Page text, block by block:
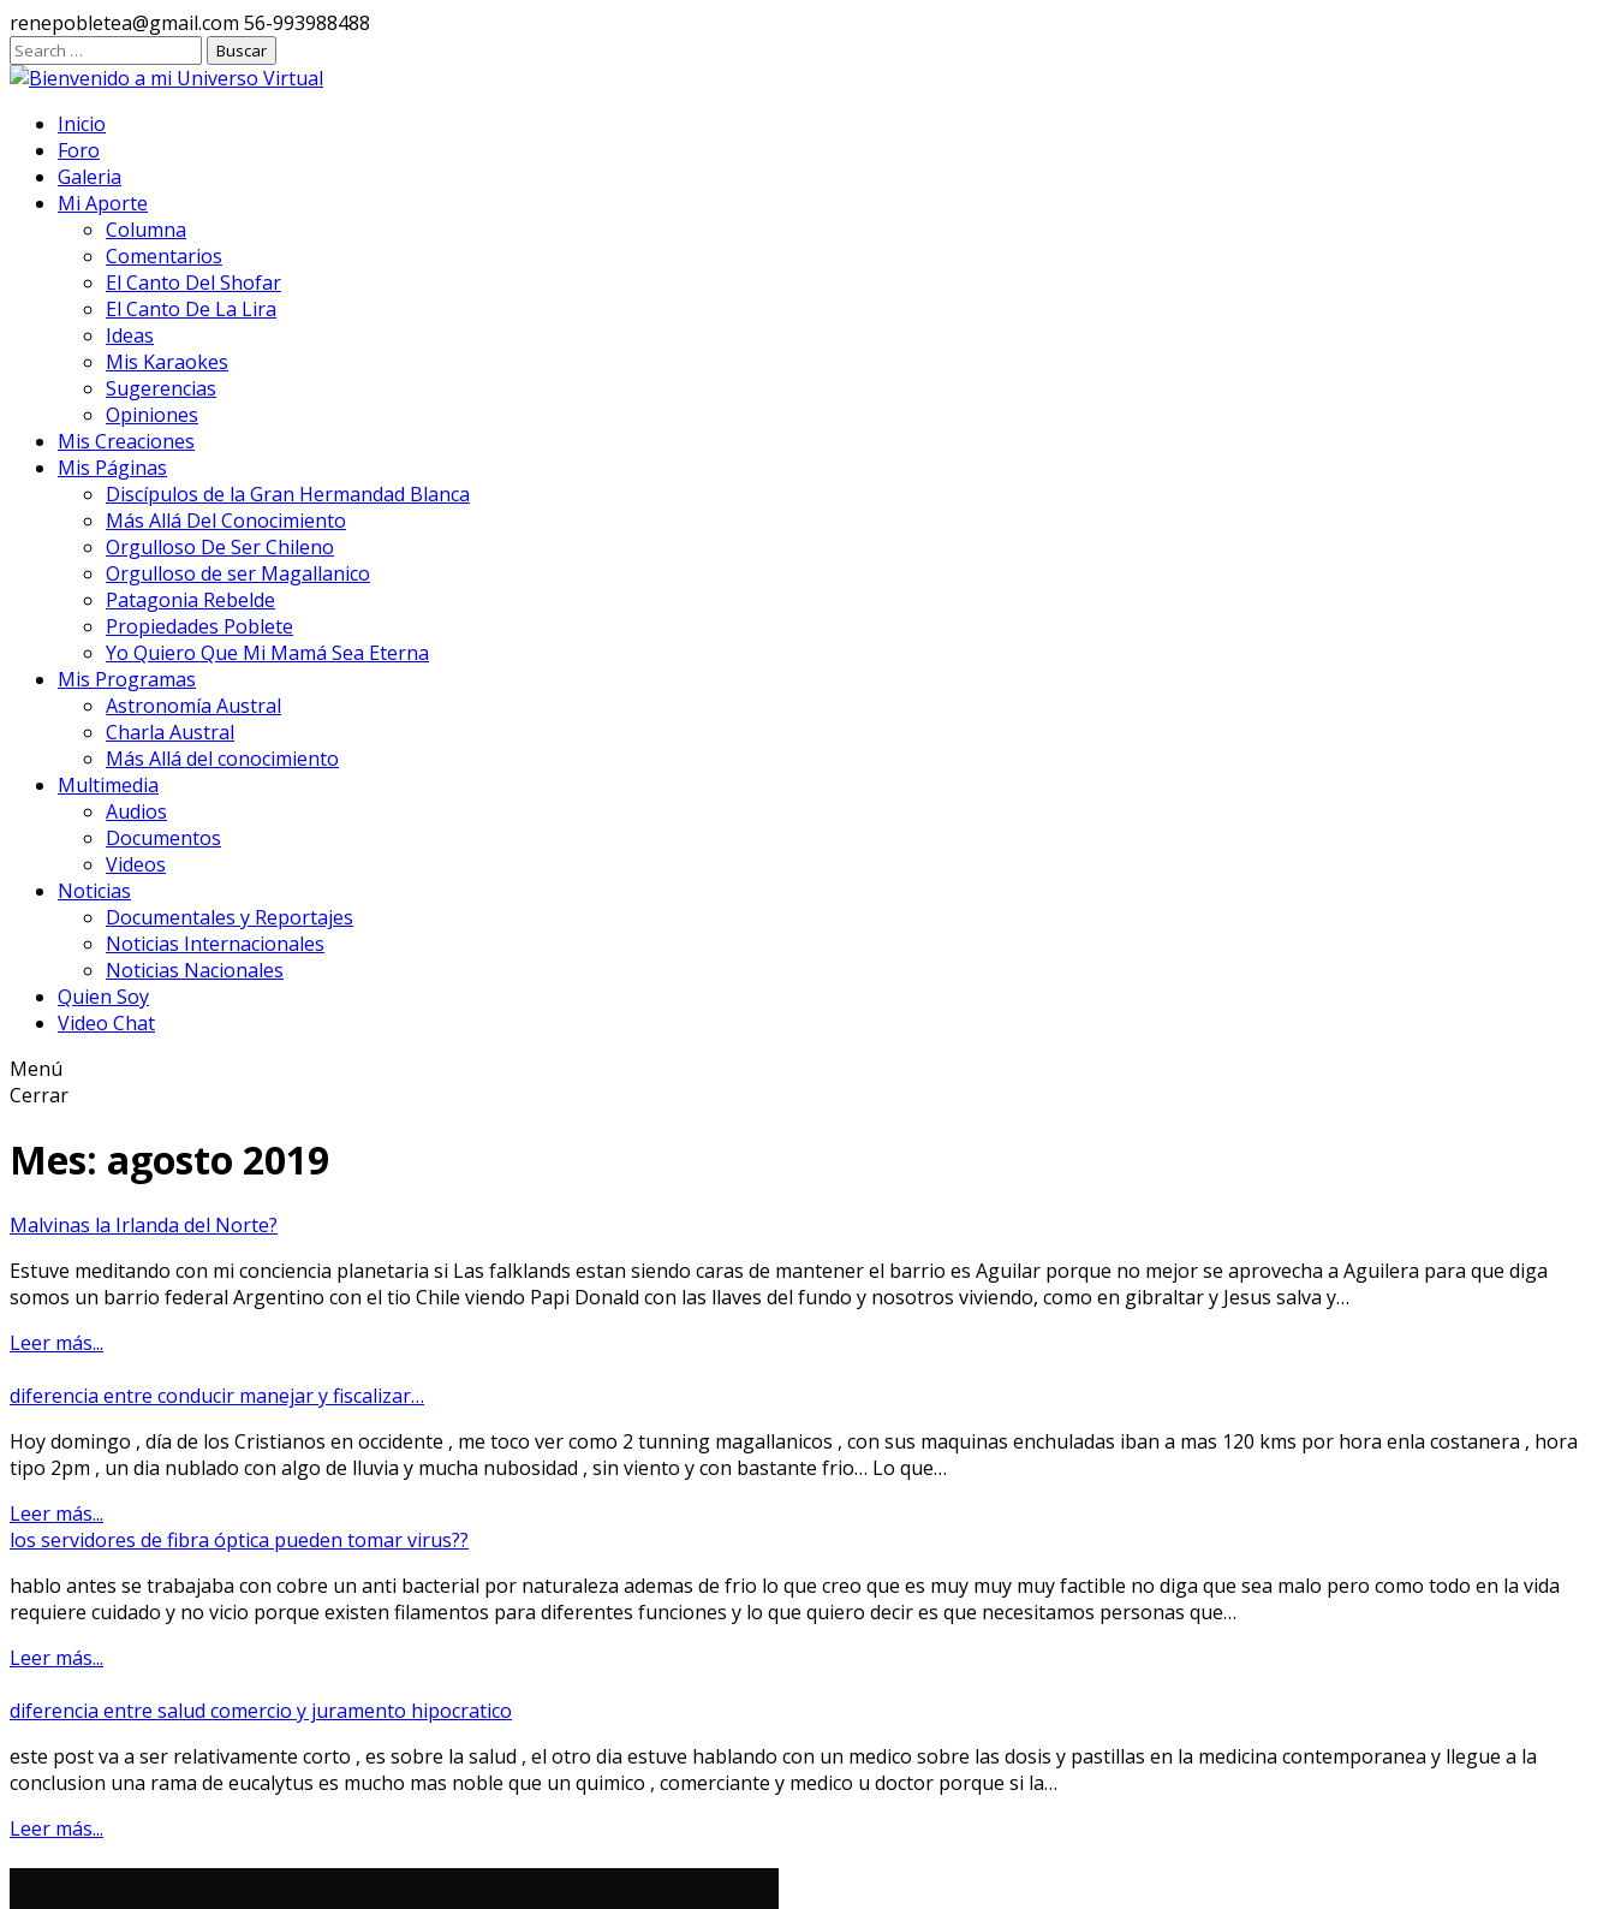
Ir
al
contenido
renepobletea@gmail.com 56-993988488
Inicio
Foro
Galeria
Mi Aporte
Columna
Comentarios
El Canto Del Shofar
El Canto De La Lira
Ideas
Mis Karaokes
Sugerencias
Opiniones
Mis Creaciones
Mis Páginas
Discípulos de la Gran Hermandad Blanca
Más Allá Del Conocimiento
Orgulloso De Ser Chileno
Orgulloso de ser Magallanico
Patagonia Rebelde
Propiedades Poblete
Yo Quiero Que Mi Mamá Sea Eterna
Mis Programas
Astronomía Austral
Charla Austral
Más Allá del conocimiento
Multimedia
Audios
Documentos
Videos
Noticias
Documentales y Reportajes
Noticias Internacionales
Noticias Nacionales
Quien Soy
Video Chat
Menú
Cerrar
Mes: agosto 2019
Malvinas la Irlanda del Norte?
Estuve meditando con mi conciencia planetaria si Las falklands estan siendo caras de mantener el barrio es Aguilar porque no mejor se aprovecha a Aguilera para que diga
somos un barrio federal Argentino con el tio Chile viendo Papi Donald con las llaves del fundo y nosotros viviendo, como en gibraltar y Jesus salva y…
Leer más...
diferencia entre conducir manejar y fiscalizar…
Hoy domingo , día de los Cristianos en occidente , me toco ver como 2 tunning magallanicos , con sus maquinas enchuladas iban a mas 120 kms por hora enla costanera , hora
tipo 2pm , un dia nublado con algo de lluvia y mucha nubosidad , sin viento y con bastante frio… Lo que…
Leer más...
los servidores de fibra óptica pueden tomar virus??
hablo antes se trabajaba con cobre un anti bacterial por naturaleza ademas de frio lo que creo que es muy muy muy factible no diga que sea malo pero como todo en la vida
requiere cuidado y no vicio porque existen filamentos para diferentes funciones y lo que quiero decir es que necesitamos personas que…
Leer más...
diferencia entre salud comercio y juramento hipocratico
este post va a ser relativamente corto , es sobre la salud , el otro dia estuve hablando con un medico sobre las dosis y pastillas en la medicina contemporanea y llegue a la
conclusion una rama de eucalytus es mucho mas noble que un quimico , comerciante y medico u doctor porque si la…
Leer más...